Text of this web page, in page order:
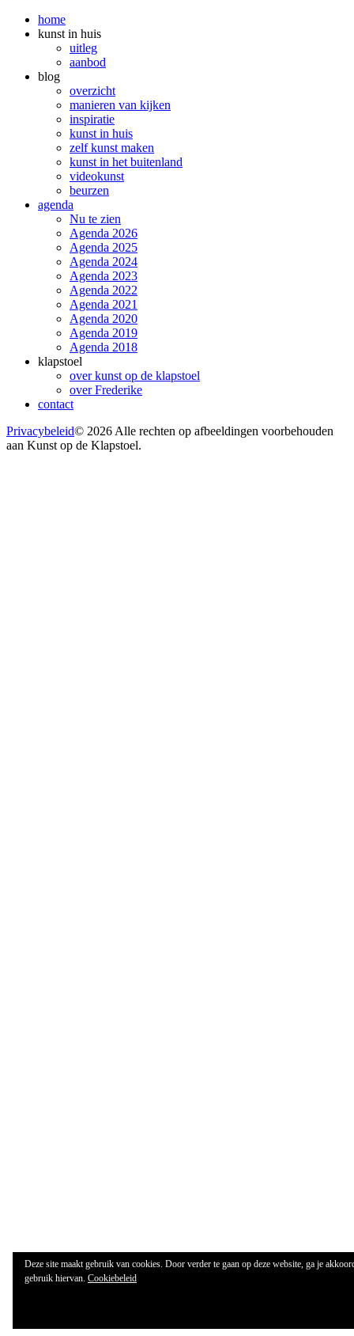
home
kunst in huis
uitleg
aanbod
blog
overzicht
manieren van kijken
inspiratie
kunst in huis
zelf kunst maken
kunst in het buitenland
videokunst
beurzen
agenda
Nu te zien
Agenda 2026
Agenda 2025
Agenda 2024
Agenda 2023
Agenda 2022
Agenda 2021
Agenda 2020
Agenda 2019
Agenda 2018
klapstoel
over kunst op de klapstoel
over Frederike
contact
Privacybeleid© 2026 Alle rechten op afbeeldingen voorbehouden
aan Kunst op de Klapstoel.
Deze site maakt gebruik van cookies. Door verder te gaan op deze website, ga je
gebruik hiervan. Cookiebeleid